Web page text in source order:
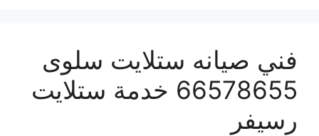
فني صيانه ستلايت سلوى
66578655 خدمة ستلايت
رسيفر